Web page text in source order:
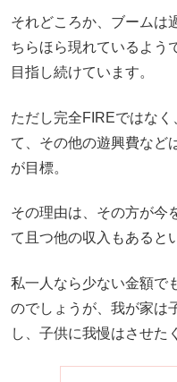
それどころか、ブームは
ちらほら現れているよう
目指し続けています。
ただし完全FIREではな
て、その他の遊興費など
が目標。
その理由は、その方が今
て且つ他の収入もあると
私一人なら少ない金額で
のでしょうが、我が家は
し、子供に我慢はさせた